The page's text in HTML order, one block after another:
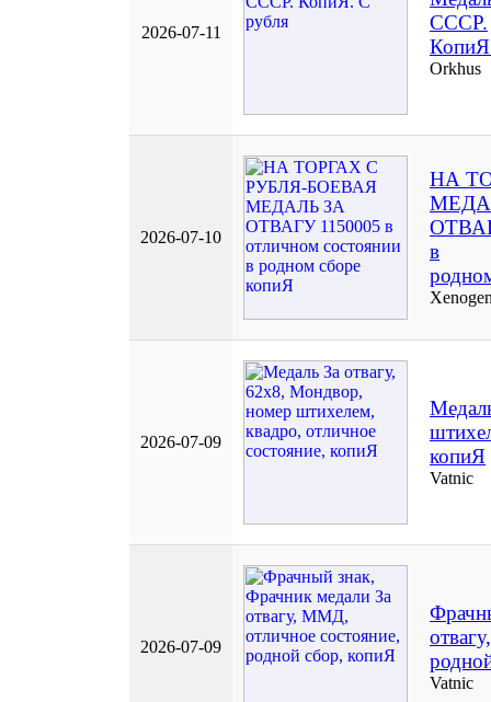
2026-07-11
СССР.
Orkhus
2026-07-10
НА
в
2026-07-09
копиЯ
Vatnic
2026-07-09
Vatnic